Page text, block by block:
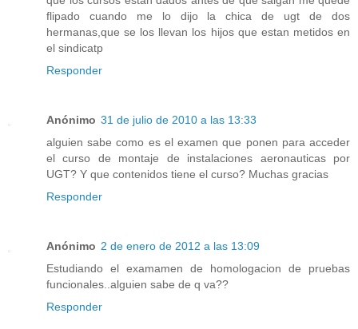
flipado cuando me lo dijo la chica de ugt de dos
hermanas,que se los llevan los hijos que estan metidos en
el sindicatp
Responder
Anónimo 31 de julio de 2010 a las 13:33
alguien sabe como es el examen que ponen para acceder
el curso de montaje de instalaciones aeronauticas por
UGT? Y que contenidos tiene el curso? Muchas gracias
Responder
Anónimo 2 de enero de 2012 a las 13:09
Estudiando el examamen de homologacion de pruebas
funcionales..alguien sabe de q va??
Responder